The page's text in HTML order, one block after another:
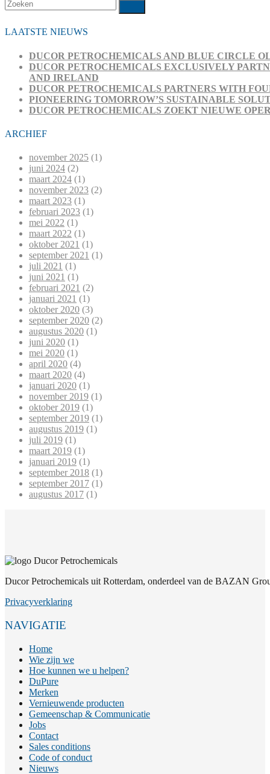
Zoeken
Verzenden
LAATSTE NIEUWS
DUCOR PETROCHEMICALS AND BLUE CIRCLE
DUCOR PETROCHEMICALS EXCLUSIVELY
AND IRELAND
DUCOR PETROCHEMICALS PARTNERS WITH
PIONEERING TOMORROW’S SUSTAINABLE
DUCOR PETROCHEMICALS ZOEKT NIEUWE
ARCHIEF
november 2025 (1)
juni 2024 (2)
maart 2024 (1)
november 2023 (2)
maart 2023 (1)
februari 2023 (1)
mei 2022 (1)
maart 2022 (1)
oktober 2021 (1)
september 2021 (1)
juli 2021 (1)
juni 2021 (1)
februari 2021 (2)
januari 2021 (1)
oktober 2020 (3)
september 2020 (2)
augustus 2020 (1)
juni 2020 (1)
mei 2020 (1)
april 2020 (4)
maart 2020 (4)
januari 2020 (1)
november 2019 (1)
oktober 2019 (1)
september 2019 (1)
augustus 2019 (1)
juli 2019 (1)
maart 2019 (1)
januari 2019 (1)
september 2018 (1)
september 2017 (1)
augustus 2017 (1)
Ducor Petrochemicals uit Rotterdam, onderdeel van de BAZAN
Privacyverklaring
NAVIGATIE
Home
Wie zijn we
Hoe kunnen we u helpen?
DuPure
Merken
Vernieuwende producten
Gemeenschap & Communicatie
Jobs
Contact
Sales conditions
Code of conduct
Nieuws